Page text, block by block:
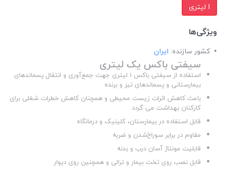
1 لیتری
ویژگی‌ها
کشور سازنده: ایران
سیفتی باکس یک لیتری
استفاده از سیفتی باکس ۱ لیتری جهت جمع‌آوری و انتقال پسماندهای
بیمارستانی و پسماندهای تیز و برنده
باعث کاهش اثرات زیست محیطی و همچنان کاهش خطرات شغلی برای
کارکنان بهداشت می گردد
قابل استفاده در بیمارستان، کلینیک و درمانگاه
مقاوم در برابر سوراخ‌شدن و ضربه
قابلیت مونتاژ آسان درب و بدنه
قابل نصب روی تخت بیمار و ترالی و همچنین روی دیوار